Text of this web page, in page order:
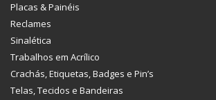
Placas & Painéis
Reclames
Sinalética
Trabalhos em Acrílico
Crachás, Etiquetas, Badges e Pin’s
Telas, Tecidos e Bandeiras